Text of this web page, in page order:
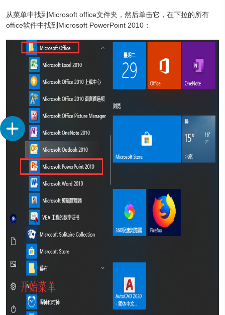
从菜单中找到Microsoft office文件夹，然后单击它，在下拉的所有
office软件中找到Microsoft PowerPoint 2010；